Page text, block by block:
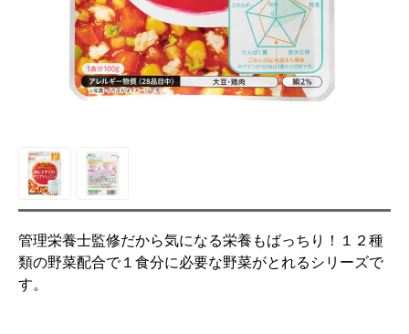
管理栄養士監修だから気になる栄養もばっちり！１２種
類の野菜配合で１食分に必要な野菜がとれるシリーズで
す。